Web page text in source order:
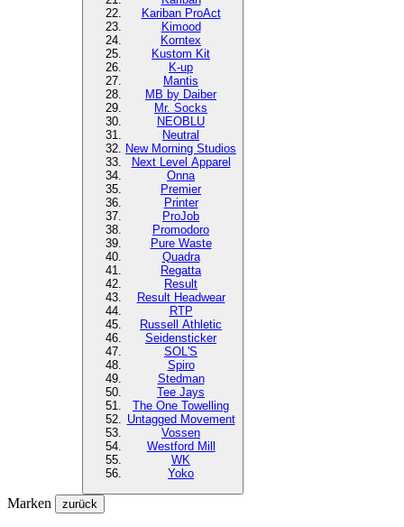
Kariban ProAct
Kimood
Korntex
Kustom Kit
K-up
Mantis
MB by Daiber
Mr. Socks
NEOBLU
Neutral
New Morning Studios
Next Level Apparel
Onna
Premier
Printer
ProJob
Promodoro
Pure Waste
Quadra
Regatta
Result
Result Headwear
RTP
Russell Athletic
Seidensticker
SOL'S
Spiro
Stedman
Tee Jays
The One Towelling
Untagged Movement
Vossen
Westford Mill
WK
Yoko
Marken zurück